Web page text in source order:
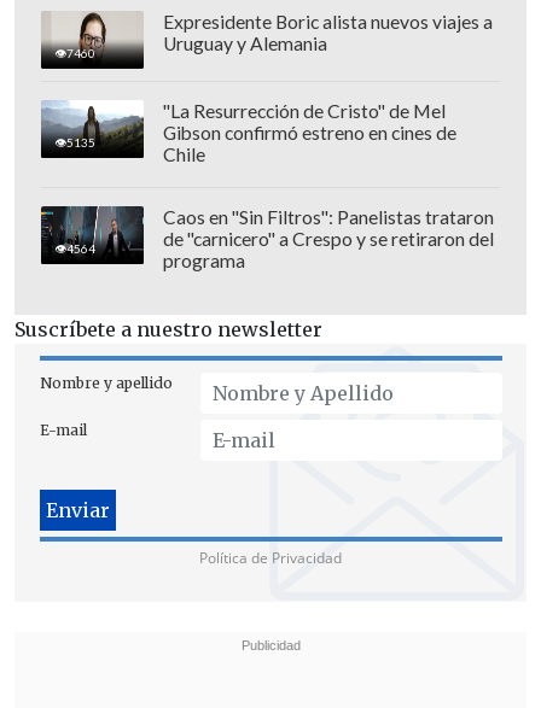
Desde Mega confirmaron a
"continuidad"y que el capítulo con
Fernandes se emitirá en otra ocasión.
7460
Expresidente Boric alista nuevos viajes a
Uruguay y Alemania
5135
"La Resurrección de Cristo" de Mel
Gibson confirmó estreno en cines de
Chile
4564
Caos en "Sin Filtros": Panelistas trataron
de "carnicero" a Crespo y se retiraron del
programa
Suscríbete a nuestro newsletter
Nombre y apellido
E-mail
Política de Privacidad